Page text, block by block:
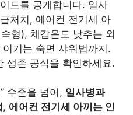
드를 공개합니다. 일사
처치, 에어컨 전기세 아
형), 체감온도 낮추는 외
기는 숙면 샤워법까지.
생존 공식을 확인하세요.
수준을 넘어, 일사병과
, 에어컨 전기세 아끼는 인